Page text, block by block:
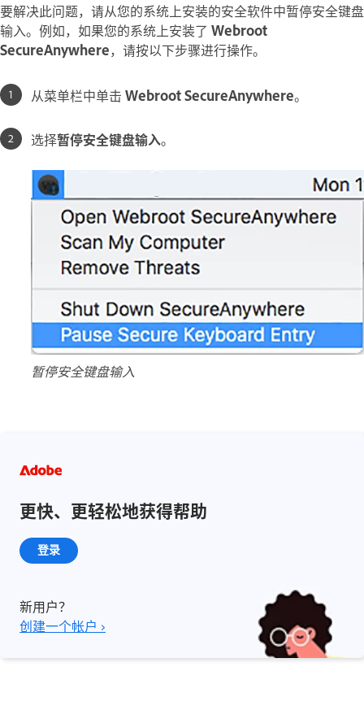
要解决此问题，请从您的系统上安装的安全软件中暂停安全键盘
输入。例如，如果您的系统上安装了 Webroot
SecureAnywhere，请按以下步骤进行操作。
从菜单栏中单击 Webroot SecureAnywhere。
选择暂停安全键盘输入。
暂停安全键盘输入
更快、更轻松地获得帮助
登录
新用户？
创建一个帐户 ›